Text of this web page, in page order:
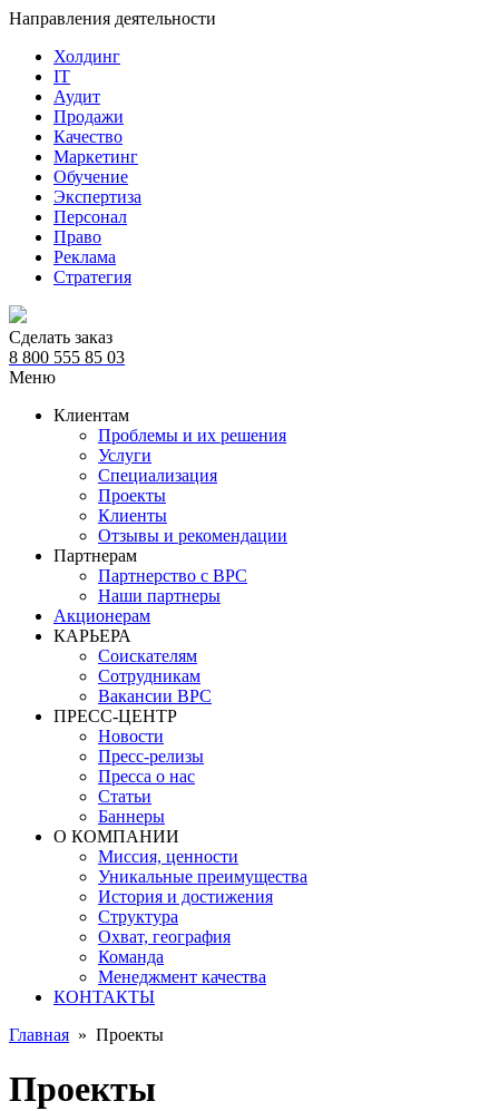
Направления деятельности
Холдинг
IT
Аудит
Продажи
Качество
Маркетинг
Обучение
Экспертиза
Персонал
Право
Реклама
Стратегия
Сделать заказ
8 800 555 85 03
Меню
Клиентам
Проблемы и их решения
Услуги
Специализация
Проекты
Клиенты
Отзывы и рекомендации
Партнерам
Партнерство с BPC
Наши партнеры
Акционерам
КАРЬЕРА
Соискателям
Сотрудникам
Вакансии BPC
ПРЕСС-ЦЕНТР
Новости
Пресс-релизы
Пресса о нас
Статьи
Баннеры
О КОМПАНИИ
Миссия, ценности
Уникальные преимущества
История и достижения
Структура
Охват, география
Команда
Менеджмент качества
КОНТАКТЫ
Главная » Проекты
Проекты